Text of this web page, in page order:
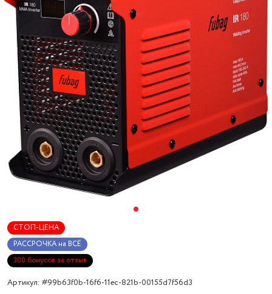
СТОП-ЦЕНА
РАССРОЧКА на ВСЁ
300 бонусов за отзыв
Артикул: #99b63f0b-16f6-11ec-821b-00155d7f56d3